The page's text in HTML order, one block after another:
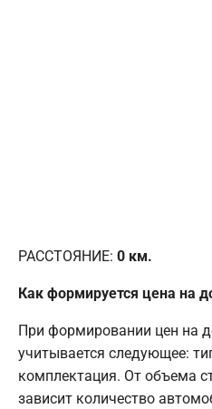
РАССТОЯНИЕ: 0 км.
Как формируется цена на
При формировании цен на
учитывается следующее:
комплектация. От объема
зависит количество